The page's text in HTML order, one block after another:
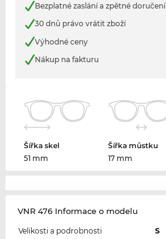
Bezplatné zaslání a zpětné doručení
30 dnů právo vrátit zboží
Výhodné ceny
Nákup na fakturu
Šířka skel
51 mm
Šířka můstku
17 mm
VNR 476 Informace o modelu
Velikosti a podrobnosti
S